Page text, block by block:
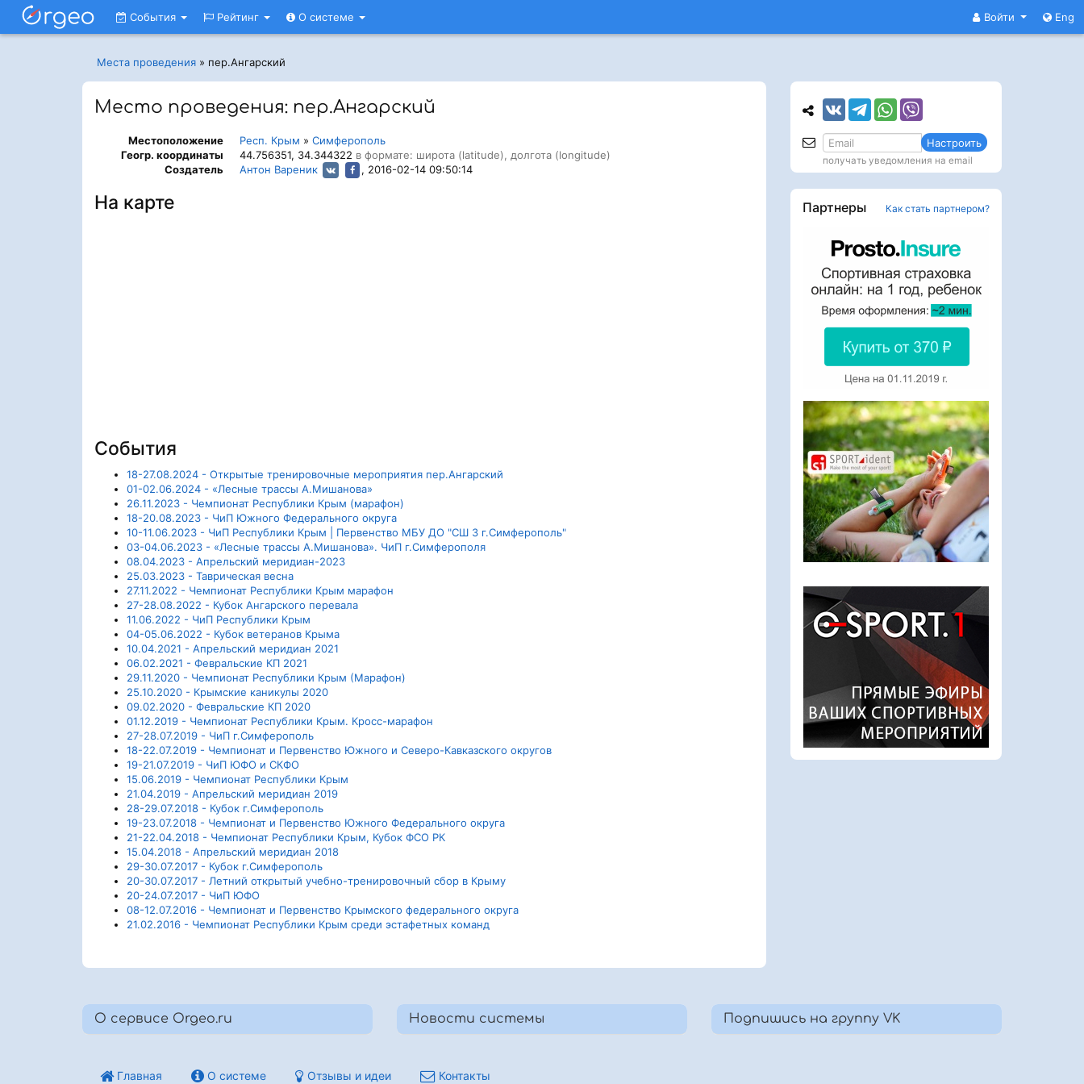
Войти Eng
События Рейтинг О системе
Места проведения » пер.Ангарский
Место проведения: пер.Ангарский
Местоположение Респ. Крым » Симферополь
Геогр. координаты
44.756351, 34.344322 в формате: широта (latitude), долгота (longitude)
Создатель
Антон Вареник , 2016-02-14 09:50:14
На карте
События
18-27.08.2024 - Открытые тренировочные мероприятия пер.Ангарский
01-02.06.2024 - «Лесные трассы А.Мишанова»
26.11.2023 - Чемпионат Республики Крым (марафон)
18-20.08.2023 - ЧиП Южного Федерального округа
10-11.06.2023 - ЧиП Республики Крым | Первенство МБУ ДО "СШ 3 г.Симферополь"
03-04.06.2023 - «Лесные трассы А.Мишанова». ЧиП г.Симферополя
08.04.2023 - Апрельский меридиан-2023
25.03.2023 - Таврическая весна
27.11.2022 - Чемпионат Республики Крым марафон
27-28.08.2022 - Кубок Ангарского перевала
11.06.2022 - ЧиП Республики Крым
04-05.06.2022 - Кубок ветеранов Крыма
10.04.2021 - Апрельский меридиан 2021
06.02.2021 - Февральские КП 2021
29.11.2020 - Чемпионат Республики Крым (Марафон)
25.10.2020 - Крымские каникулы 2020
09.02.2020 - Февральские КП 2020
01.12.2019 - Чемпионат Республики Крым. Кросс-марафон
27-28.07.2019 - ЧиП г.Симферополь
18-22.07.2019 - Чемпионат и Первенство Южного и Северо-Кавказского округов
19-21.07.2019 - ЧиП ЮФО и СКФО
15.06.2019 - Чемпионат Республики Крым
21.04.2019 - Апрельский меридиан 2019
28-29.07.2018 - Кубок г.Симферополь
19-23.07.2018 - Чемпионат и Первенство Южного Федерального округа
21-22.04.2018 - Чемпионат Республики Крым, Кубок ФСО РК
15.04.2018 - Апрельский меридиан 2018
29-30.07.2017 - Кубок г.Симферополь
20-30.07.2017 - Летний открытый учебно-тренировочный сбор в Крыму
20-24.07.2017 - ЧиП ЮФО
08-12.07.2016 - Чемпионат и Первенство Крымского федерального округа
21.02.2016 - Чемпионат Республики Крым среди эстафетных команд
Настроить
получать уведомления на email
Партнеры Как стать партнером?
О сервисе Orgeo.ru Новости системы Подпишись на группу VK
Главная О системе Отзывы и идеи Контакты